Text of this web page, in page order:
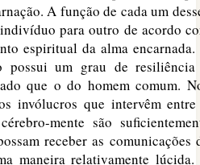
A função de cada um
para outro de acordo
espiritual da alma encarnada.
possui um grau de
que o do homem comum.
invólucros que intervêm
mente são
receber as comunicações
maneira relativamente lúcida.